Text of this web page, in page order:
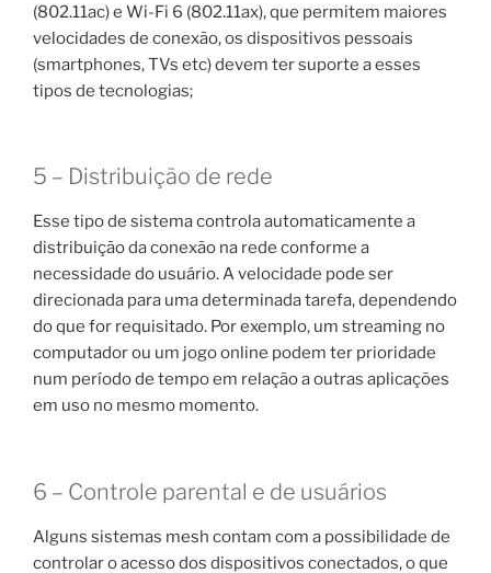
(802.11ac) e Wi-Fi 6 (802.11ax), que permitem maiores
velocidades de conexão, os dispositivos pessoais
(smartphones, TVs etc) devem ter suporte a esses
tipos de tecnologias;
5 – Distribuição de rede
Esse tipo de sistema controla automaticamente a
distribuição da conexão na rede conforme a
necessidade do usuário. A velocidade pode ser
direcionada para uma determinada tarefa, dependendo
do que for requisitado. Por exemplo, um streaming no
computador ou um jogo online podem ter prioridade
num período de tempo em relação a outras aplicações
em uso no mesmo momento.
6 – Controle parental e de usuários
Alguns sistemas mesh contam com a possibilidade de
controlar o acesso dos dispositivos conectados, o que